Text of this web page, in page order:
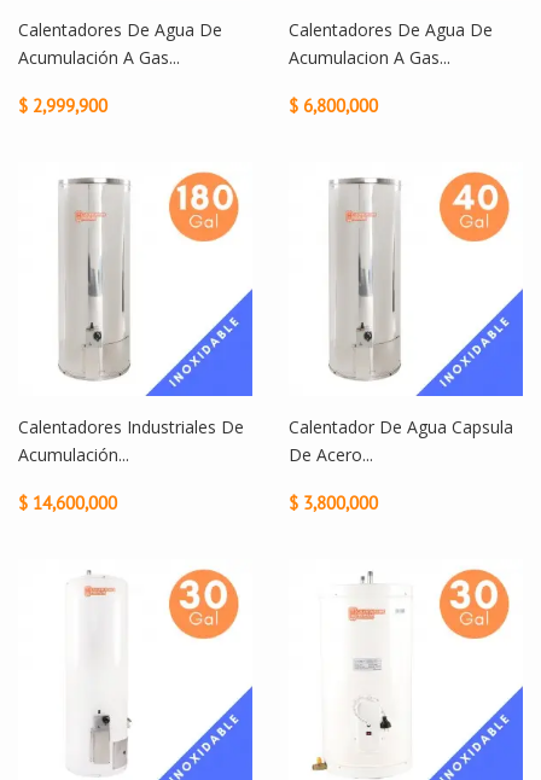
Calentadores De Agua De
Acumulación A Gas...
$ 2,999,900
Calentadores De Agua De
Acumulacion A Gas...
$ 6,800,000
Calentadores Industriales De
Acumulación...
$ 14,600,000
Calentador De Agua Capsula
De Acero...
$ 3,800,000